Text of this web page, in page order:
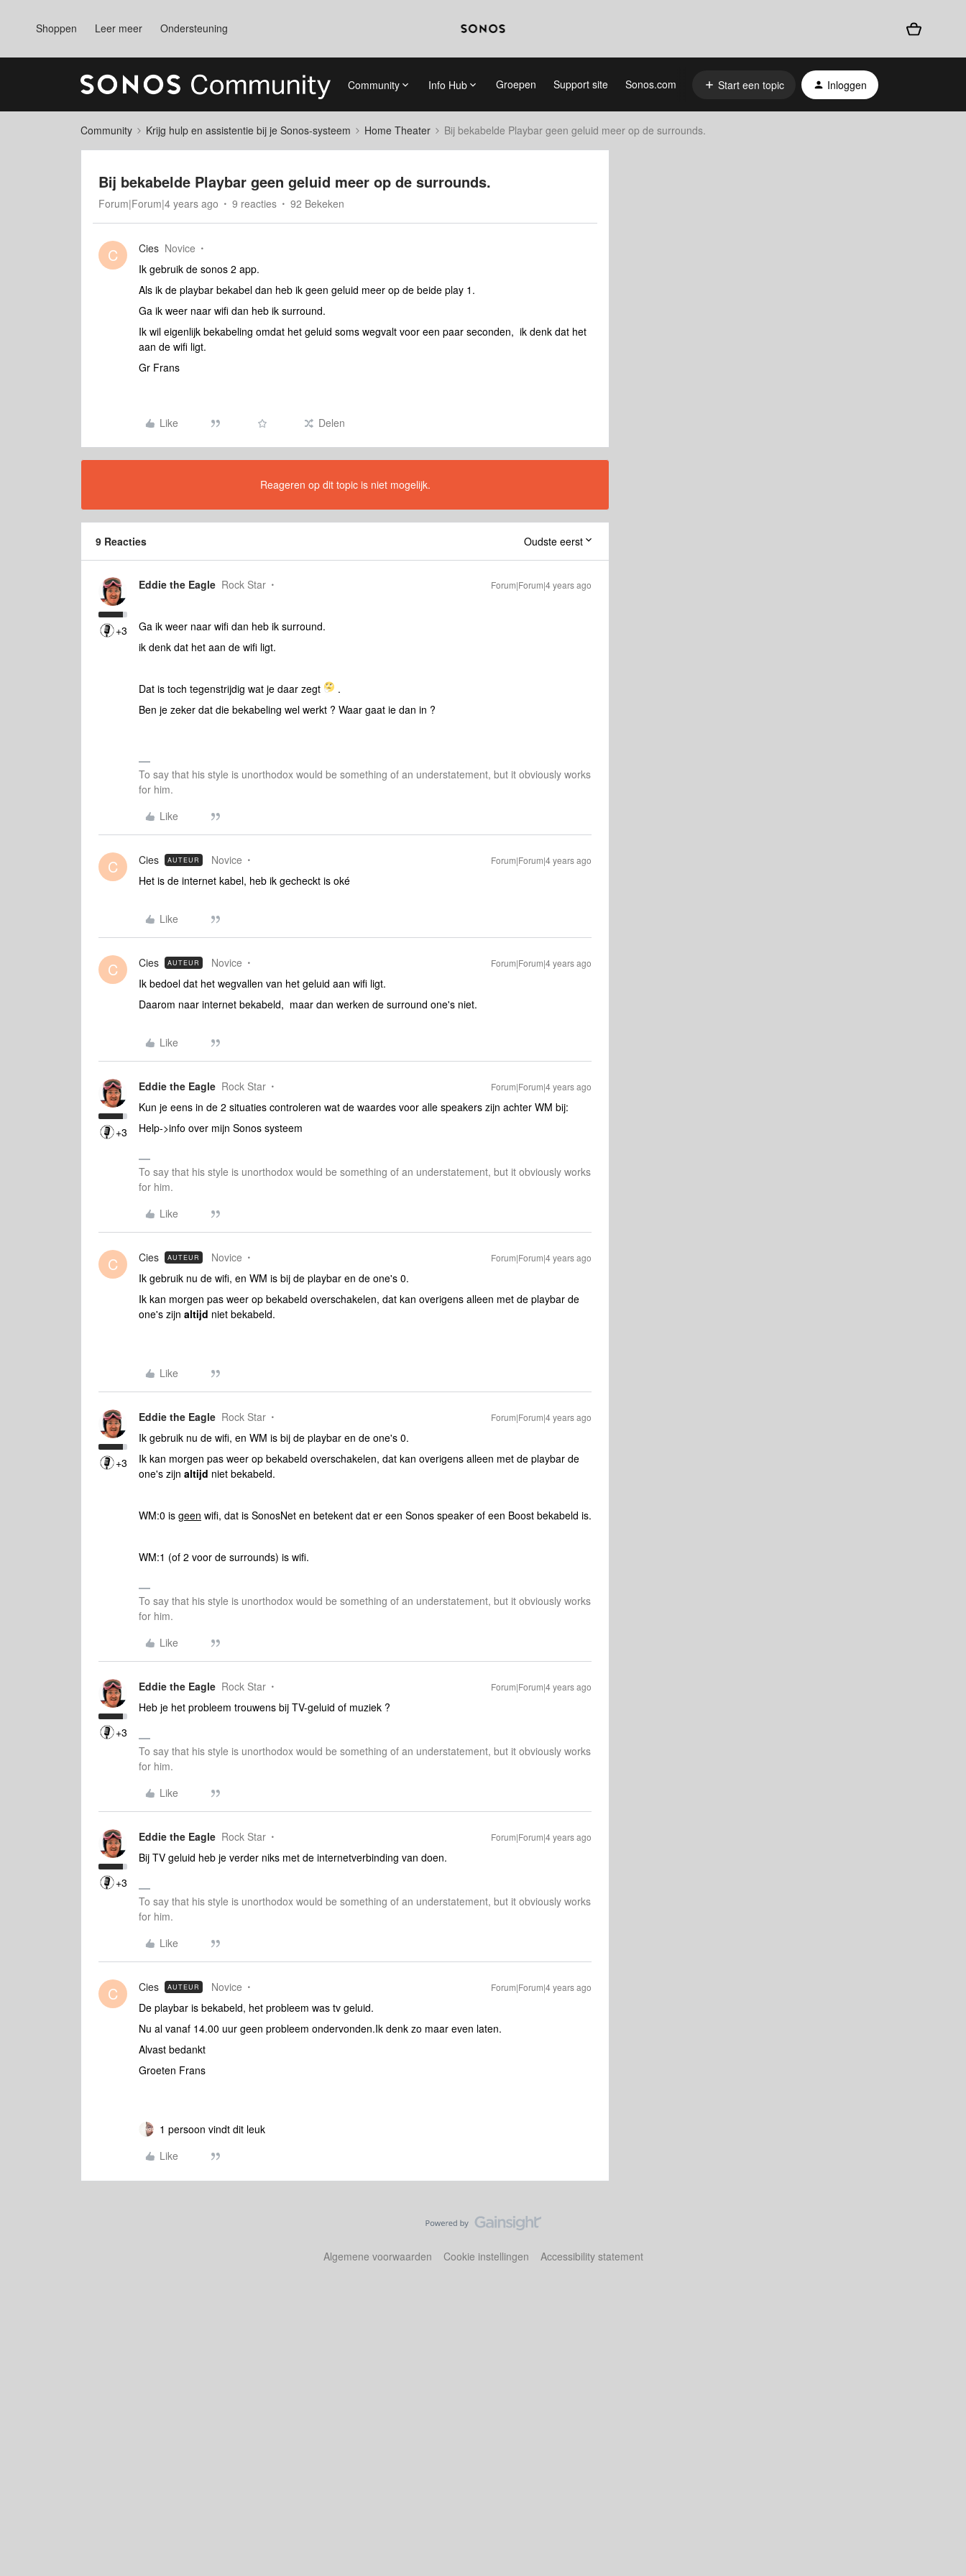
Shoppen Leer meer Ondersteuning
Community Info Hub Groepen Support site Sonos.com Start een topic Inloggen
Community Krijg hulp en assistentie bij je Sonos-systeem Home Theater Bij bekabelde Playbar geen geluid meer op de surrounds.
Bij bekabelde Playbar geen geluid meer op de surrounds.
Forum|Forum|4 years ago 9 reacties 92 Bekeken
C Cies Novice
Ik gebruik de sonos 2 app.
Als ik de playbar bekabel dan heb ik geen geluid meer op de beide play 1.
Ga ik weer naar wifi dan heb ik surround.
Ik wil eigenlijk bekabeling omdat het geluid soms wegvalt voor een paar seconden, ik denk dat het
aan de wifi ligt.
Gr Frans
Like Delen
Reageren op dit topic is niet mogelijk.
9 Reacties Oudste eerst
+3
Eddie the Eagle Rock Star Forum|Forum|4 years ago
Ga ik weer naar wifi dan heb ik surround.
ik denk dat het aan de wifi ligt.
Dat is toch tegenstrijdig wat je daar zegt
.
Ben je zeker dat die bekabeling wel werkt ? Waar gaat ie dan in ?
To say that his style is unorthodox would be something of an understatement, but it obviously works
for him.
Like
C Cies AUTEUR Novice Forum|Forum|4 years ago
Het is de internet kabel, heb ik gecheckt is oké
Like
C Cies AUTEUR Novice Forum|Forum|4 years ago
Ik bedoel dat het wegvallen van het geluid aan wifi ligt.
Daarom naar internet bekabeld, maar dan werken de surround one's niet.
Like
+3
Eddie the Eagle Rock Star Forum|Forum|4 years ago
Kun je eens in de 2 situaties controleren wat de waardes voor alle speakers zijn achter WM bij:
Help->info over mijn Sonos systeem
To say that his style is unorthodox would be something of an understatement, but it obviously works
for him.
Like
C Cies AUTEUR Novice Forum|Forum|4 years ago
Ik gebruik nu de wifi, en WM is bij de playbar en de one's 0.
Ik kan morgen pas weer op bekabeld overschakelen, dat kan overigens alleen met de playbar de
one's zijn altijd niet bekabeld.
Like
+3
Eddie the Eagle Rock Star Forum|Forum|4 years ago
Ik gebruik nu de wifi, en WM is bij de playbar en de one's 0.
Ik kan morgen pas weer op bekabeld overschakelen, dat kan overigens alleen met de playbar de
one's zijn altijd niet bekabeld.
WM:0 is geen wifi, dat is SonosNet en betekent dat er een Sonos speaker of een Boost bekabeld is.
WM:1 (of 2 voor de surrounds) is wifi.
To say that his style is unorthodox would be something of an understatement, but it obviously works
for him.
Like
+3
Eddie the Eagle Rock Star Forum|Forum|4 years ago
Heb je het probleem trouwens bij TV-geluid of muziek ?
To say that his style is unorthodox would be something of an understatement, but it obviously works
for him.
Like
+3
Eddie the Eagle Rock Star Forum|Forum|4 years ago
Bij TV geluid heb je verder niks met de internetverbinding van doen.
To say that his style is unorthodox would be something of an understatement, but it obviously works
for him.
Like
C Cies AUTEUR Novice Forum|Forum|4 years ago
De playbar is bekabeld, het probleem was tv geluid.
Nu al vanaf 14.00 uur geen probleem ondervonden.Ik denk zo maar even laten.
Alvast bedankt
Groeten Frans
1 persoon vindt dit leuk
Like
Algemene voorwaarden Cookie instellingen Accessibility statement